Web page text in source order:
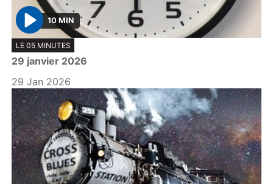
P
l
a
y
10 MIN
LE 05 MINUTES
29 janvier 2026
29 Jan 2026